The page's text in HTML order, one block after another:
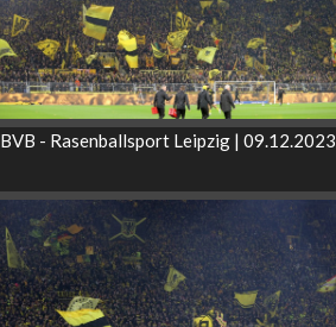
BVB - Rasenballsport Leipzig | 09.12.2023